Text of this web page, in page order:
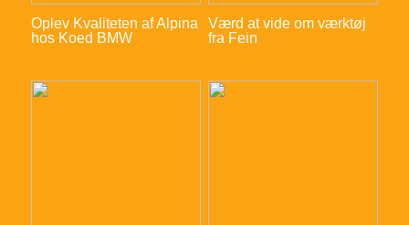
Oplev Kvaliteten af Alpina
hos Koed BMW
Værd at vide om værktøj
fra Fein